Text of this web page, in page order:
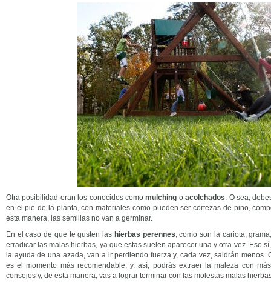
Otra posibilidad eran los conocidos comomulching oacolchados. O sea,
en el pie de la planta, con materiales como pueden ser cortezas de pino,
esta manera, las semillas no van a germinar.
En el caso de que te gusten las hierbas perennes, como son la cariota,
erradicar las malas hierbas, ya que estas suelen aparecer una y otra vez. Eso
la ayuda de una azada, van a ir perdiendo fuerza y, cada vez, saldrán menos.
es el momento más recomendable, y, así, podrás extraer la maleza con
consejos y, de esta manera, vas a lograr terminar con las molestas malas